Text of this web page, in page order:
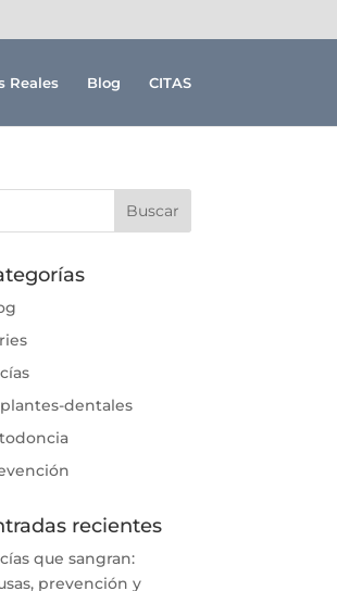
Reales Blog CITAS
dentales
recientes
que sangran:
prevención y